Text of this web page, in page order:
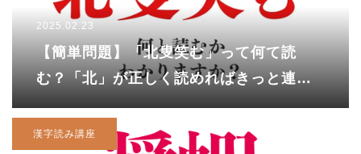
2025.02.23
【簡単問題】「北叟笑む」って何て読
む？「北」が正しく読めればきっと連想
できる！
漢字読み講座